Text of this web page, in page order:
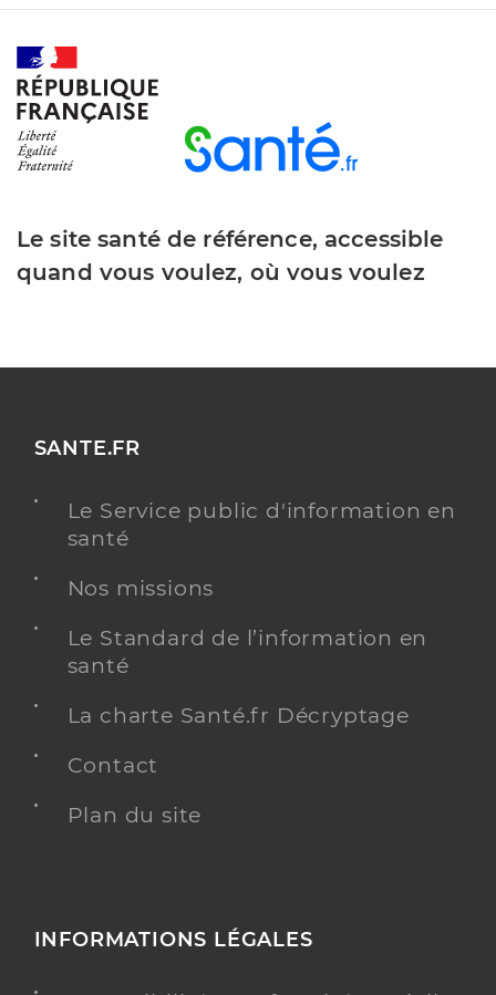
Le site santé de référence, accessible
quand vous voulez, où vous voulez
SANTE.FR
Le Service public d'information en
santé
Nos missions
Le Standard de l’information en
santé
La charte Santé.fr Décryptage
Contact
Plan du site
INFORMATIONS LÉGALES